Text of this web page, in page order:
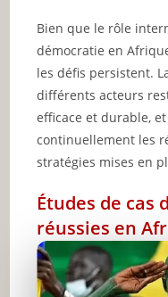
Bien que le rôle
démocratie en
les défis persistent.
différents acteurs
efficace et durable,
continuellement les
stratégies mises en
Études de cas
réussies en